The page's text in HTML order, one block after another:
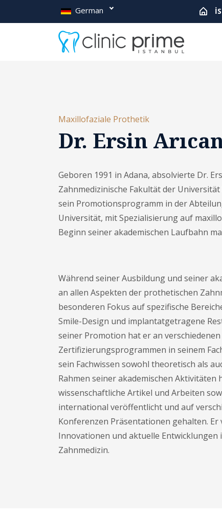
German
Maxillofaziale Prothetik
Dr. Ersin
Geboren 1991 in Adana, absolvierte Dr.
Zahnmedizinische Fakultät der
sein Promotionsprogramm in der
Universität, mit Spezialisierung auf
Beginn seiner akademischen Laufbahn
Während seiner Ausbildung und seiner
an allen Aspekten der prothetischen
besonderen Fokus auf spezifische
Smile-Design und implantatgetragene
seiner Promotion hat er an
Zertifizierungsprogrammen in seinem
sein Fachwissen sowohl theoretisch als
Rahmen seiner akademischen Aktivitäten
wissenschaftliche Artikel und Arbeiten
international veröffentlicht und auf
Konferenzen Präsentationen gehalten.
Innovationen und aktuelle Entwicklungen
Zahnmedizin.